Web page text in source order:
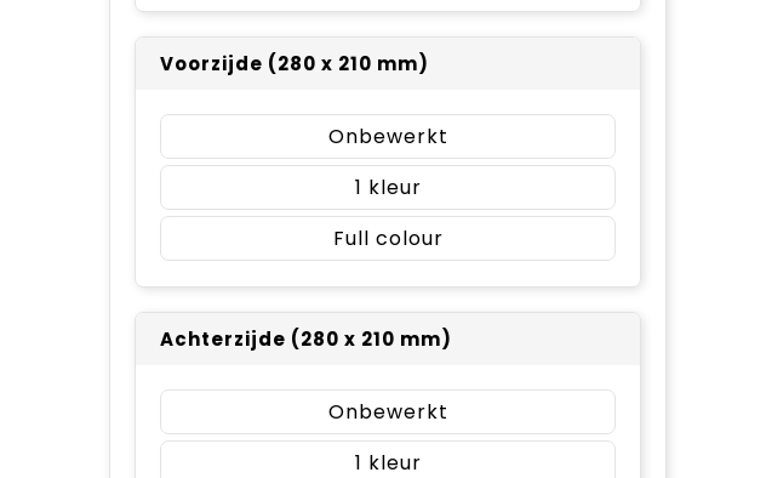
Voorzijde (280 x 210 mm)
Onbewerkt
1
Full colour
Achterzijde (280 x 210 mm)
Onbewerkt
1